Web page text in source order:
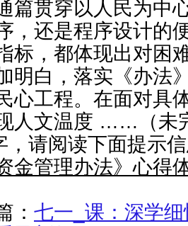
篇贯穿以人民为中
，还是程序设计的
标，都体现出对困
明白，落实《办法
心工程。在面对具
人文温度 ……（未
，请阅读下面提示
金管理办法》心得
： 七一_课：深学